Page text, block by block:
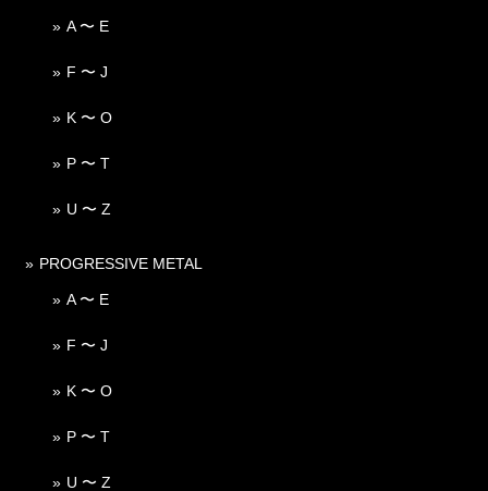
A 〜 E
F 〜 J
K 〜 O
P 〜 T
U 〜 Z
PROGRESSIVE METAL
A 〜 E
F 〜 J
K 〜 O
P 〜 T
U 〜 Z